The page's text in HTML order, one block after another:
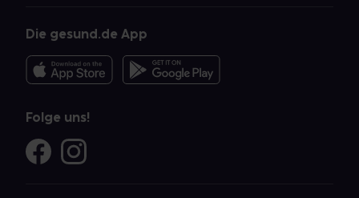
Die gesund.de App
Folge uns!